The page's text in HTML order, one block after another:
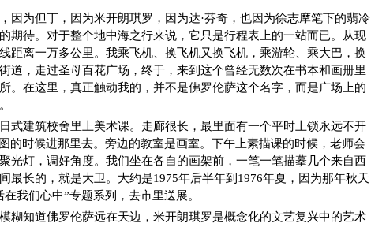
因为但丁，因为米开朗琪罗，因为达·芬奇，也因为徐志摩笔下的翡冷
期待。对于整个地中海之行来说，它只是行程表上的一站而已。从现
距离一万多公里。我乘飞机、换飞机又换飞机，乘游轮、乘大巴，换
道，走过圣母百花广场，终于，来到这个曾经无数次在书本和画册里
在这里，真正触动我的，并不是佛罗伦萨这个名字，而是广场上的
式建筑校舍里上美术课。走廊很长，最里面有一个平时上锁永远不开
的时候进那里去。旁边的教室是画室。下午上素描课的时候，老师会
光灯，调好角度。我们坐在各自的画架前，一笔一笔描摹几个来自西
最长的，就是大卫。大约是1975年后半年到1976年夏，因为那年秋天
我们心中”专题系列，去市里送展。
糊知道佛罗伦萨远在天边，米开朗琪罗是概念化的文艺复兴中的艺术